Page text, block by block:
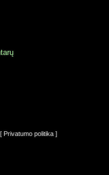
[ Privatumo politika ]